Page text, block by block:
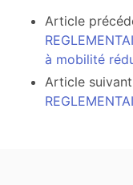
Article
à mobilité
Article